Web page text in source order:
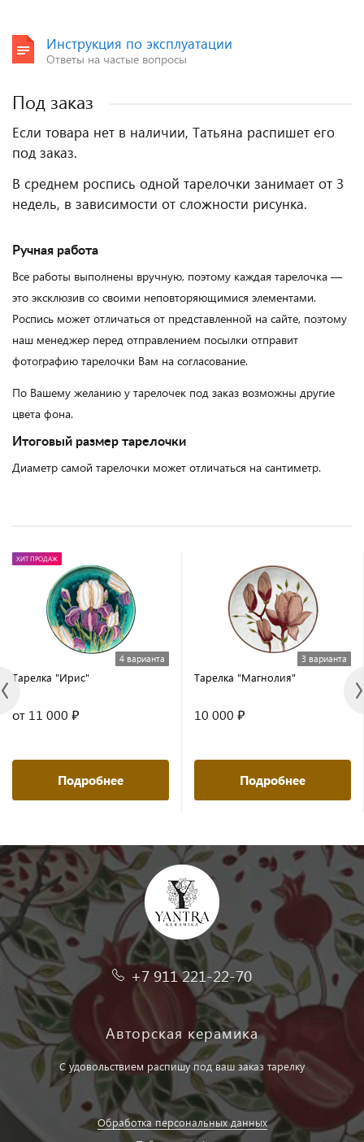
Инструкция по эксплуатации
Ответы на частые вопросы
Под заказ
Если товара нет в наличии, Татьяна распишет его
под заказ.
В среднем роспись одной тарелочки занимает от 3
недель, в зависимости от сложности рисунка.
Ручная работа
Все работы выполнены вручную, поэтому каждая тарелочка —
это эксклюзив со своими неповторяющимися элементами.
Роспись может отличаться от представленной на сайте, поэтому
наш менеджер перед отправлением посылки отправит
фотографию тарелочки Вам на согласование.
По Вашему желанию у тарелочек под заказ возможны другие
цвета фона.
Итоговый размер тарелочки
Диаметр самой тарелочки может отличаться на сантиметр.
ХИТ ПРОДАЖ
4 варианта
Тарелка "Ирис"
от 11 000 ₽
Подробнее
3 варианта
Тарелка "Магнолия"
10 000 ₽
Подробнее
+7 911 221-22-70
Авторская керамика
С удовольствием распишу под ваш заказ тарелку
Обработка персональных данных